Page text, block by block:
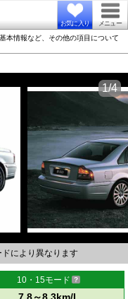
お気に入り メニュー
本情報など、その他の項目について
により異なります
1/4
10・15モード